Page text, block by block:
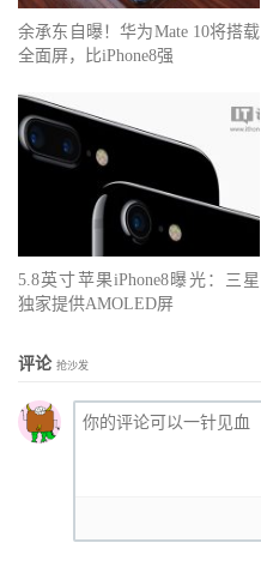
余承东自曝！华为Mate 10将搭载
全面屏，比iPhone8强
5.8英寸苹果iPhone8曝光：三星
独家提供AMOLED屏
评论 抢沙发